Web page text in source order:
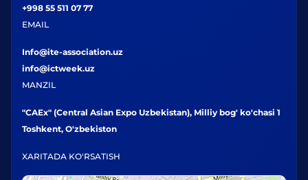
+998 55 511 07 77
EMAIL
Info@ite-association.uz
info@ictweek.uz
MANZIL
"CAEx" (Central Asian Expo Uzbekistan), Milliy bog' ko'chasi 1
Toshkent, O'zbekiston
XARITADA KO'RSATISH